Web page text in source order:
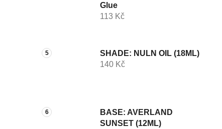
Glue
113 Kč
SHADE: NULN OIL (18ML)
140 Kč
BASE: AVERLAND
SUNSET (12ML)